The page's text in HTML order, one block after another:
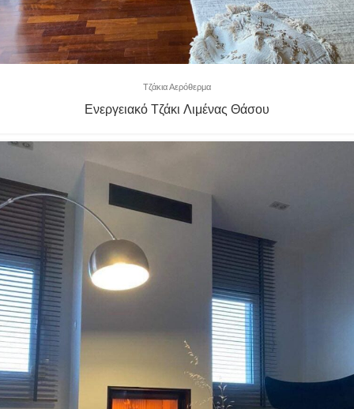
Τζάκια Αερόθερμα
Ενεργειακό Τζάκι Λιμένας Θάσου